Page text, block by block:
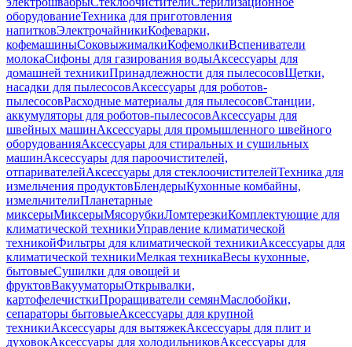
оборудованиеТехника для приготовления
напитковЭлектрочайникиКофеварки,
кофемашиныСоковыжималкиКофемолкиВспениватели
молокаСифоны для газирования водыАксессуары для
домашней техникиПринадлежности для пылесосовЩетки,
насадки для пылесосовАксессуары для роботов-
пылесосовРасходные материалы для пылесосовСтанции,
аккумуляторы для роботов-пылесосовАксессуары для
швейных машинАксессуары для промышленного швейного
оборудованияАксессуары для стиральных и сушильных
машинАксессуары для пароочистителей,
отпаривателейАксессуары для стеклоочистителейТехника для
измельчения продуктовБлендерыКухонные комбайны,
измельчителиПланетарные
миксерыМиксерыМясорубкиЛомтерезкиКомплектующие для
климатической техникиУправление климатической
техникойФильтры для климатической техникиАксессуары для
климатической техникиМелкая техникаВесы кухонные,
бытовыеСушилки для овощей и
фруктовВакууматорыОткрывалки,
картофелечисткиПроращиватели семянМаслобойки,
сепараторы бытовыеАксессуары для крупной
техникиАксессуары для вытяжекАксессуары для плит и
духовокАксессуары для холодильниковАксессуары для